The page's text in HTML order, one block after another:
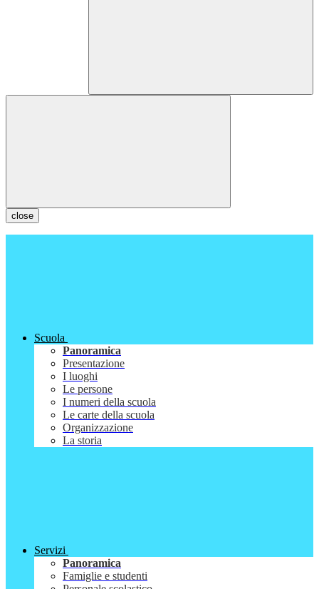
close
Scuola
Panoramica
Presentazione
I luoghi
Le persone
I numeri della scuola
Le carte della scuola
Organizzazione
La storia
Servizi
Panoramica
Famiglie e studenti